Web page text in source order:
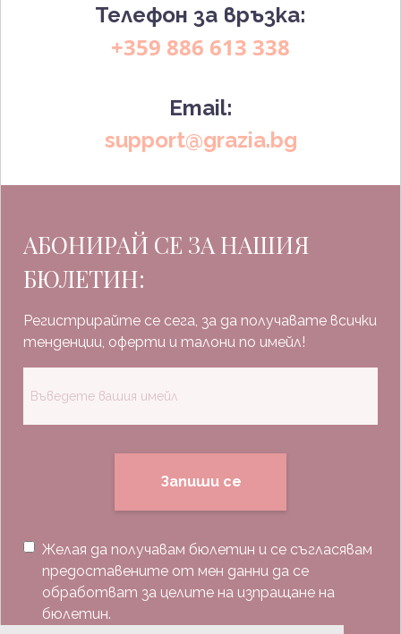
Телефон за връзка:
+359 886 613 338
Email:
support@grazia.bg
АБОНИРАЙ СЕ ЗА НАШИЯ
БЮЛЕТИН:
Регистрирайте се сега, за да получавате всички
тенденции, оферти и талони по имейл!
Запиши се
Желая да получавам бюлетин и се съгласявам
предоставените от мен данни да се
обработват за целите на изпращане на
бюлетин.